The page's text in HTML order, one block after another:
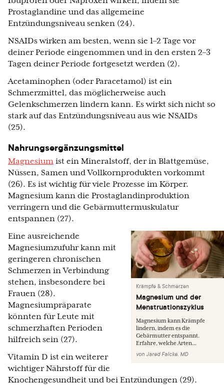
Prostaglandine und das allgemeine
Entzündungsniveau senken (24).
NSAIDs wirken am besten, wenn sie 1–2 Tage vor
deiner Periode eingenommen und in den ersten 2–3
Tagen deiner Periode fortgesetzt werden (2).
Acetaminophen (oder Paracetamol) ist ein
Schmerzmittel, das möglicherweise auch
Gelenkschmerzen lindern kann. Es wirkt sich nicht so
stark auf das Entzündungsniveau aus wie NSAIDs
(25).
Nahrungsergänzungsmittel
Magnesium ist ein Mineralstoff, der in Blattgemüse,
Nüssen, Samen und Vollkornprodukten vorkommt
(26). Es ist wichtig für viele Prozesse im Körper.
Magnesium kann die Prostaglandinproduktion
verringern und die Gebärmuttermuskulatur
entspannen (27).
Krämpfe & Schmerzen
Magnesium und der
Menstruationszyklus
Magnesium kann Krämpfe
lindern, indem es die
Gebärmutter entspannt.
Erfahre, welche Arten...
von Jared Falcke, MD
Eine ausreichende
Magnesiumzufuhr kann mit
geringeren chronischen
Schmerzen in Verbindung
stehen, insbesondere bei
Frauen (28).
Magnesiumpräparate
könnten für Leute mit
schmerzhaften Perioden
hilfreich sein (27).
Vitamin D ist ein weiterer
wichtiger Nährstoff für die
Knochengesundheit und bei Entzündungen (29).